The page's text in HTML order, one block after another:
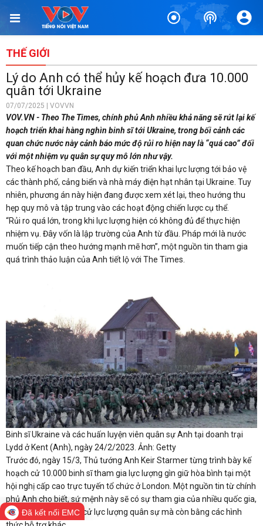
THẾ GIỚI
Lý do Anh có thể hủy kế hoạch đưa 10.000
quân tới Ukraine
07/07/2025 | VOVVN
VOV.VN - Theo The Times, chính phủ Anh nhiều khả năng sẽ rút lại kế
hoạch triển khai hàng nghìn binh sĩ tới Ukraine, trong bối cảnh các
quan chức nước này cảnh báo mức độ rủi ro hiện nay là “quá cao” đối
với một nhiệm vụ quân sự quy mô lớn như vậy.
Theo kế hoạch ban đầu, Anh dự kiến triển khai lực lượng tới bảo vệ
các thành phố, cảng biển và nhà máy điện hạt nhân tại Ukraine. Tuy
nhiên, phương án này hiện đang được xem xét lại, theo hướng thu
hẹp quy mô và tập trung vào các hoạt động chiến lược cụ thể.
“Rủi ro quá lớn, trong khi lực lượng hiện có không đủ để thực hiện
nhiệm vụ. Đây vốn là lập trường của Anh từ đầu. Pháp mới là nước
muốn tiếp cận theo hướng mạnh mẽ hơn”, một nguồn tin tham gia
quá trình thảo luận của Anh tiết lộ với The Times.
Binh sĩ Ukraine và các huấn luyện viên quân sự Anh tại doanh trại
Lydd ở Kent (Anh), ngày 24/2/2023. Ảnh: Getty
Trước đó, ngày 15/3, Thủ tướng Anh Keir Starmer từng trình bày kế
hoạch cử 10.000 binh sĩ tham gia lực lượng gìn giữ hòa bình tại một
hội nghị cấp cao trực tuyến tổ chức ở London. Một nguồn tin từ chính
phủ Anh cho biết, sứ mệnh này sẽ có sự tham gia của nhiều quốc gia,
không chỉ bằng cách cử lực lượng quân sự mà còn bằng các hình
Đã kết nối EMC